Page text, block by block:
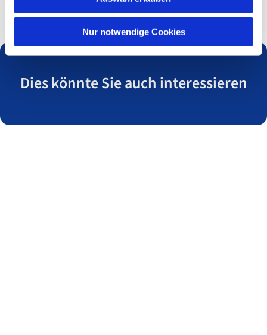
Nur notwendige Cookies
Dies könnte Sie auch interessieren